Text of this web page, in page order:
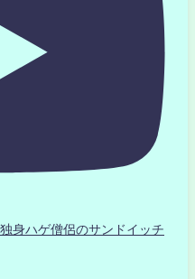
身ハゲ僧侶のサンドイッチ